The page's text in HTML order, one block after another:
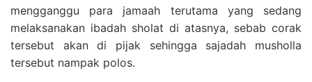
mengganggu para jamaah terutama yang sedang
melaksanakan ibadah sholat di atasnya, sebab corak
tersebut akan di pijak sehingga sajadah musholla
tersebut nampak polos.